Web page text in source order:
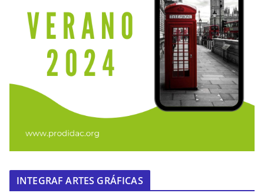
INTEGRAF ARTES GRÁFICAS